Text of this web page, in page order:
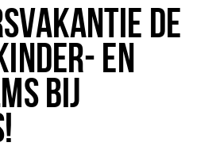
DE
EN
BIJ